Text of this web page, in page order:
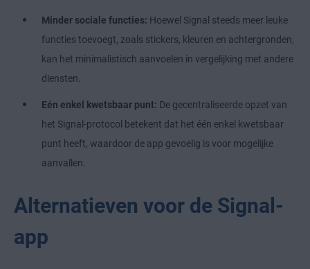
Minder sociale functies: Hoewel Signal steeds meer leuke
functies toevoegt, zoals stickers, kleuren en achtergronden,
kan het minimalistisch aanvoelen in vergelijking met andere
diensten.
Eén enkel kwetsbaar punt: De gecentraliseerde opzet van
het Signal-protocol betekent dat het één enkel kwetsbaar
punt heeft, waardoor de app gevoelig is voor mogelijke
aanvallen.
Alternatieven voor de Signal-
app